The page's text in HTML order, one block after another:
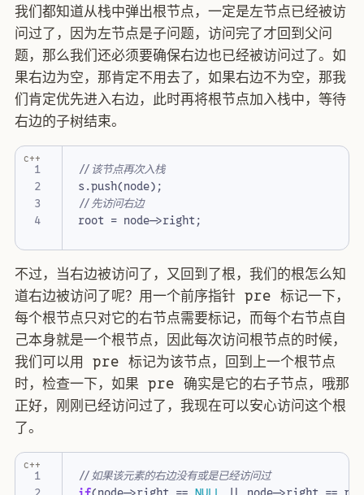
我们都知道从栈中弹出根节点，一定是左节点已经被访
问过了，因为左节点是子问题，访问完了才回到父问
题，那么我们还必须要确保右边也已经被访问过了。如
果右边为空，那肯定不用去了，如果右边不为空，那我
们肯定优先进入右边，此时再将根节点加入栈中，等待
右边的子树结束。
1
2
4
//该节点再次入栈
s.push(node);
//先访问右边
root = node->right;
c++
不过，当右边被访问了，又回到了根，我们的根怎么知
道右边被访问了呢？用一个前序指针 pre 标记一下，
每个根节点只对它的右节点需要标记，而每个右节点自
己本身就是一个根节点，因此每次访问根节点的时候，
我们可以用 pre 标记为该节点，回到上一个根节点
时，检查一下，如果 pre 确实是它的右子节点，哦那
正好，刚刚已经访问过了，我现在可以安心访问这个根
了。
1
//如果该元素的右边没有或是已经访问过
c++